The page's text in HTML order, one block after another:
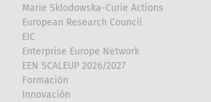
Marie Sklodowska-Curie Actions
European Research Council
EIC
Enterprise Europe Network
EEN SCALEUP 2026/2027
Formación
Innovación